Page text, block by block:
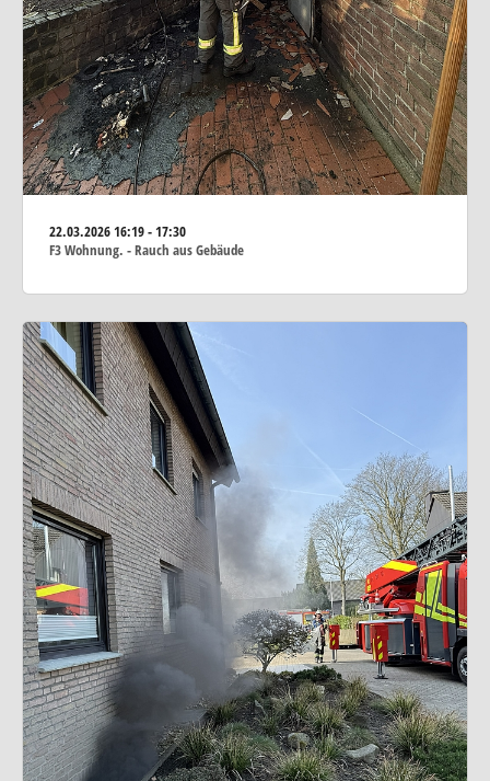
22.03.202616:19 - 17:30
F3 Wohnung. - Rauch aus Gebäude